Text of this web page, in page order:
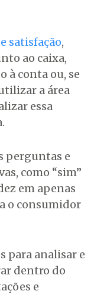
satisfação,
ao caixa,
à conta ou, se
a área
essa
perguntas e
como “sim”
em apenas
o consumidor
para analisar e
dentro do
e